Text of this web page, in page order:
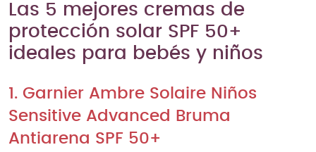
Las 5 mejores cremas de
protección solar SPF 50+
ideales para bebés y niños
1. Garnier Ambre Solaire Niños
Sensitive Advanced Bruma
Antiarena SPF 50+